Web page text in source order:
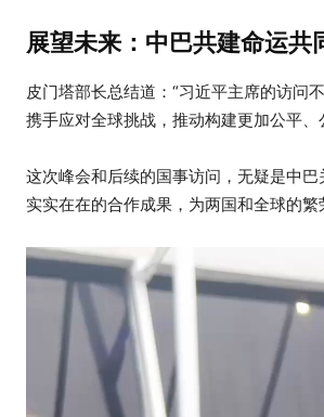
展望未来：中巴共建命运共
皮门塔部长总结道：“习近平主席的访问
携手应对全球挑战，推动构建更加公平、
这次峰会和后续的国事访问，无疑是中
实实在在的合作成果，为两国和全球的繁